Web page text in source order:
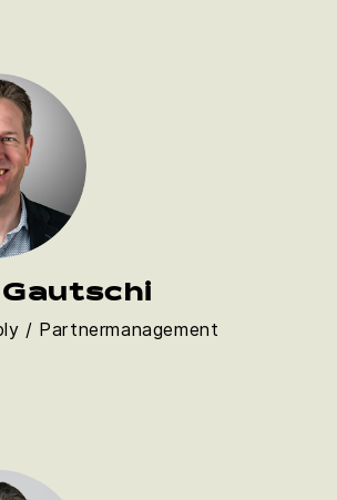
/ Partnermanagement